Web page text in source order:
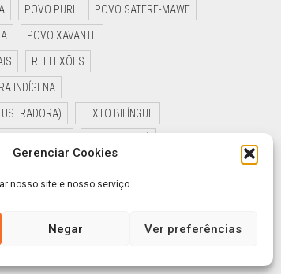
Gerenciar Cookies
nosso site e nosso serviço.
Negar Ver preferências
POVO PURI POVO SATERE-MAWE
POVO XAVANTE
REFLEXÕES
INDÍGENA
TEXTO BILÍNGUE